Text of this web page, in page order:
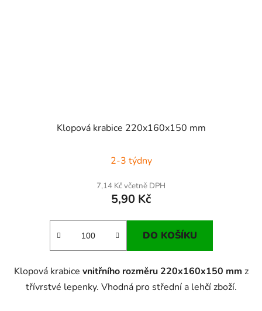
Klopová krabice 220x160x150 mm
2-3 týdny
7,14 Kč včetně DPH
5,90 Kč
DO KOŠÍKU
Klopová krabice vnitřního rozměru 220x160x150 mm z
třívrstvé lepenky. Vhodná pro střední a lehčí zboží.